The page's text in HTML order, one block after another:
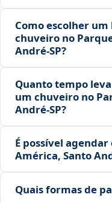
Como escolher
chuveiro no
André‑SP?
Quanto tempo
um chuveiro no
André‑SP?
É possível
América, Santo
Quais formas de